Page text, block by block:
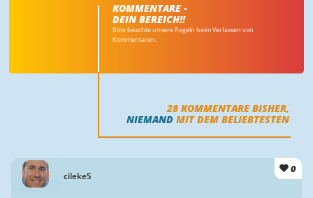
KOMMENTARE -
DEIN BEREICH!!
Bitte beachte unsere Regeln beim Verfassen von
Kommentaren.
28 KOMMENTARE BISHER,
NIEMAND MIT DEM BELIEBTESTEN
cilekeS
0